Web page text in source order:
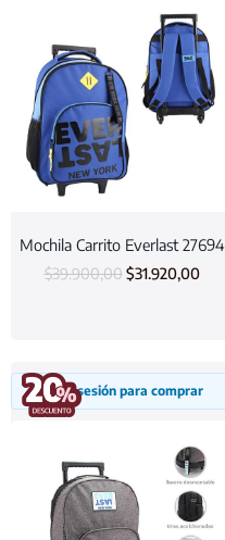
Mochila Carrito Everlast 27694
$39.900,00 $31.920,00
Inicia sesión para comprar